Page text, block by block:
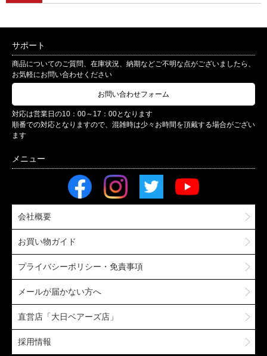
サポート
商品についてのご質問、在庫状況、納期などご不明な点がございましたら、
お気軽にお問い合わせください
お問い合わせフォーム
対応は営業日の10：00～17：00となります
順番での対応となりますので、混雑時は少々お時間を頂戴する場合がござい
ます
会社概要
お買い物ガイド
プライバシーポリシー・免責事項
メールが届かない方へ
直営店「大日ベアーズ店」
採用情報